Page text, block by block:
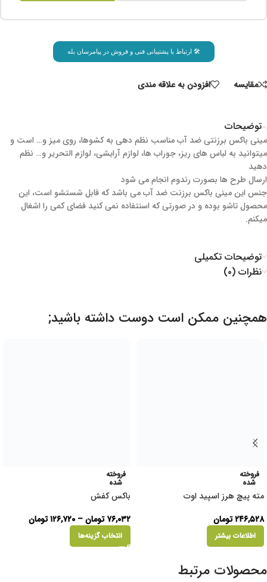
🛠 ارتباط با پشتیبانی فنی و فروش در پیامرسان بله
مقايسه افزودن به علاقه مندی
توضیحات
مینی باکس برزنتی ضد آب مناسب نظم دهی به کشوها، روی میز و… است و
میتوانید به لباس های ریز، جوراب ها، لوازم آرایشی، لوازم التحریر و… نظم
دهید
ارسال طرح ها بصورت رندوم انجام می شود
جنس این مینی باکس برزنت ضد آب می باشد که قابل شستشو است، این
محصول تاشو بوده و در صورتی که اسنتفاده نمی کنید فضای کمی را اشغال
میکنم.
توضیحات تکمیلی
نظرات (۰)
همچنین ممکن است دوست داشته باشید;
فروخته
شده
مته پیچ هرز اسپید اوت
۲۴۶,۵۲۸تومان
اطلاعات بیشتر
فروخته
شده
باکس کفش
۷۶,۰۳۲ تومان– ۱۲۶,۷۲۰تومان
انتخاب گزینه‌ها
محصولات مرتبط